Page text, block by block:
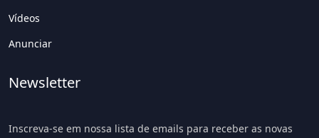
Vídeos
Anunciar
Newsletter
Inscreva-se em nossa lista de emails para receber as novas